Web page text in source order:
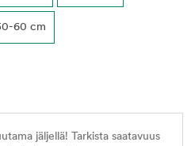
60 cm
jäljellä! Tarkista saatavuus